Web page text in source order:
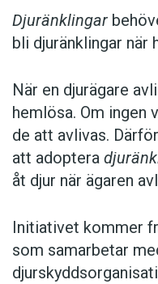
Djuränklingar
bli djuränklingar när
När en djurägare
hemlösa. Om ingen
de att avlivas.
att adoptera
åt djur när ägaren
Initiativet kommer
som samarbetar